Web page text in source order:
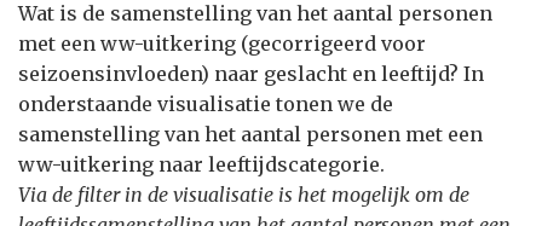
Wat is de samenstelling van het aantal personen
met een ww-uitkering (gecorrigeerd voor
seizoensinvloeden) naar geslacht en leeftijd? In
onderstaande visualisatie tonen we de
samenstelling van het aantal personen met een
ww-uitkering naar leeftijdscategorie.
Via de filter in de visualisatie is het mogelijk om de